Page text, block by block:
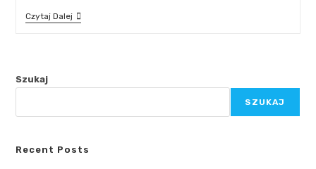
Czytaj Dalej
Szukaj
SZUKAJ
Recent Posts